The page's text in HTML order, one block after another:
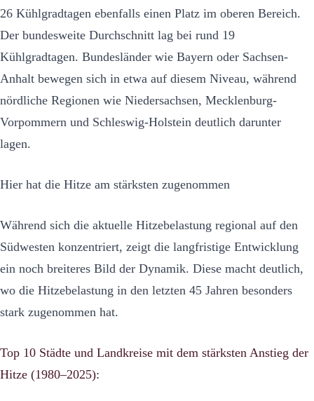
26 Kühlgradtagen ebenfalls einen Platz im oberen Bereich.
Der bundesweite Durchschnitt lag bei rund 19
Kühlgradtagen. Bundesländer wie Bayern oder Sachsen-
Anhalt bewegen sich in etwa auf diesem Niveau, während
nördliche Regionen wie Niedersachsen, Mecklenburg-
Vorpommern und Schleswig-Holstein deutlich darunter
lagen.
Hier hat die Hitze am stärksten zugenommen
Während sich die aktuelle Hitzebelastung regional auf den
Südwesten konzentriert, zeigt die langfristige Entwicklung
ein noch breiteres Bild der Dynamik. Diese macht deutlich,
wo die Hitzebelastung in den letzten 45 Jahren besonders
stark zugenommen hat.
Top 10 Städte und Landkreise mit dem stärksten Anstieg der
Hitze (1980–2025):